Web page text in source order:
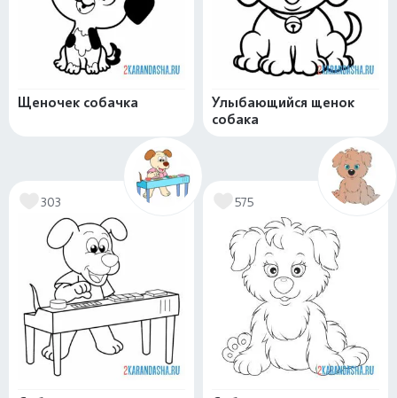
Щеночек собачка
Улыбающийся щенок
собака
303 575